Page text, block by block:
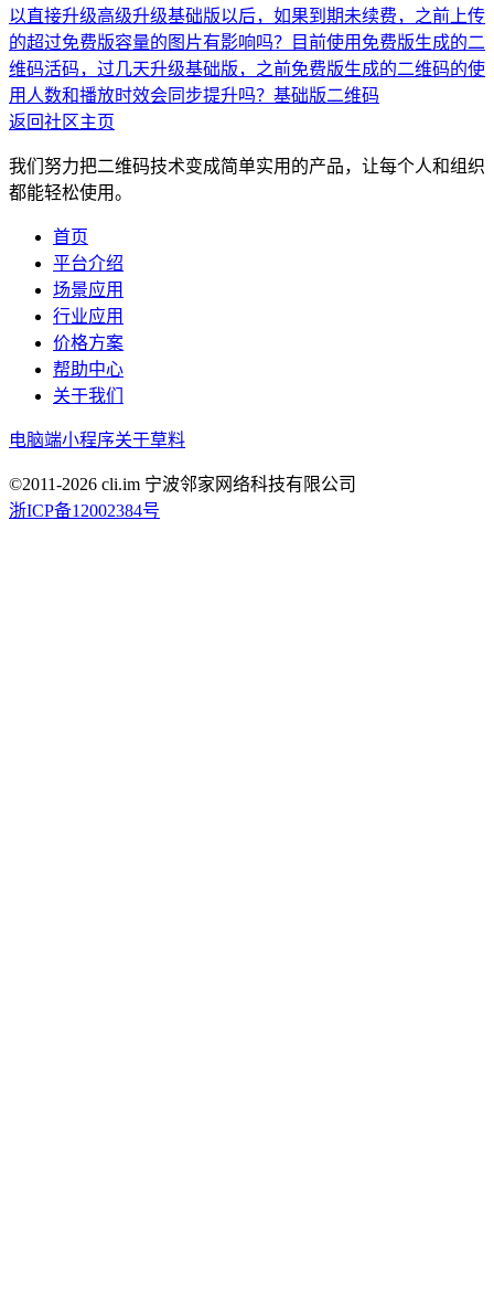
以直接升级高级升级基础版以后，如果到期未续费，之前上传
的超过免费版容量的图片有影响吗？
目前使用免费版生成的二
维码活码，过几天升级基础版，之前免费版生成的二维码的使
用人数和播放时效会同步提升吗？ 基础版二维码
返回社区主页
我们努力把二维码技术变成简单实用的产品，让每个人和组织
都能轻松使用。
首页
平台介绍
场景应用
行业应用
价格方案
帮助中心
关于我们
电脑端小程序关于草料
©2011-2026 cli.im 宁波邻家网络科技有限公司
浙ICP备12002384号